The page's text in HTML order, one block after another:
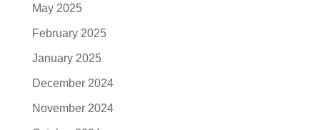
May 2025
February 2025
January 2025
December 2024
November 2024